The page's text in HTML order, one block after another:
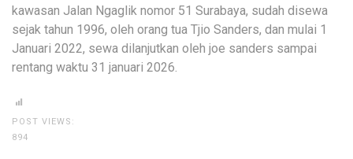
kawasan Jalan Ngaglik nomor 51 Surabaya, sudah disewa
sejak tahun 1996, oleh orang tua Tjio Sanders, dan mulai 1
Januari 2022, sewa dilanjutkan oleh joe sanders sampai
rentang waktu 31 januari 2026.
POST VIEWS:
894